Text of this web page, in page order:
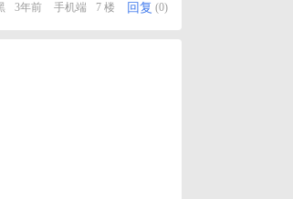
3年前 手机端 7 楼 回复 (0)